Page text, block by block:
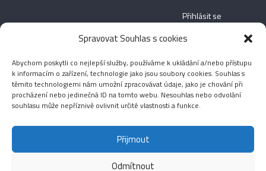
Spravovat Souhlas s cookies
Abychom poskytli co nejlepší služby, používáme k ukládání a/nebo přístupu
k informacím o zařízení, technologie jako jsou soubory cookies. Souhlas s
těmito technologiemi nám umožní zpracovávat údaje, jako je chování při
procházení nebo jedinečná ID na tomto webu. Nesouhlas nebo odvolání
souhlasu může nepříznivě ovlivnit určité vlastnosti a funkce.
Přijmout
Odmítnout
Přihlásit se
Zdroj kanálů
Kanál komentářů
Česká lokalizace
Fotografie Audio